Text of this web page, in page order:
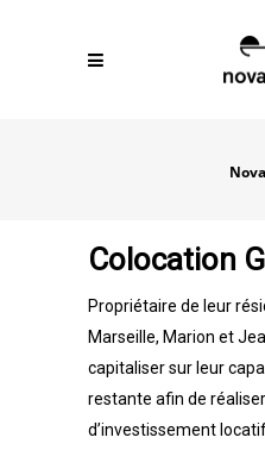
Colocation
Propriétaire de leur
Marseille, Marion et
capitaliser sur leur
restante afin de
d’investissement